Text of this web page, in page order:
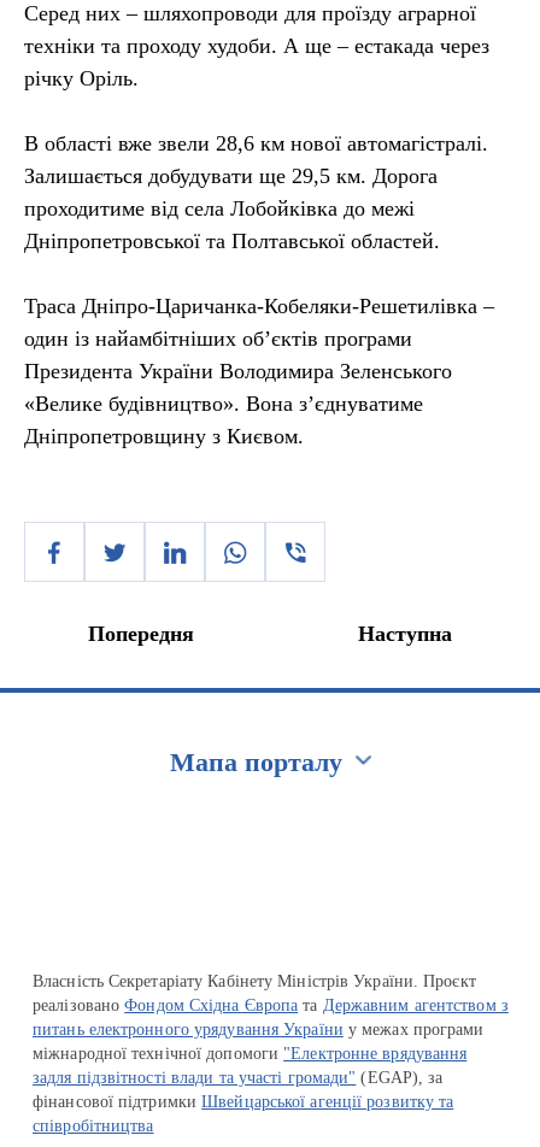
Серед них – шляхопроводи для проїзду аграрної
техніки та проходу худоби. А ще – естакада через
річку Оріль.
В області вже звели 28,6 км нової автомагістралі.
Залишається добудувати ще 29,5 км. Дорога
проходитиме від села Лобойківка до межі
Дніпропетровської та Полтавської областей.
Траса Дніпро-Царичанка-Кобеляки-Решетилівка –
один із найамбітніших об’єктів програми
Президента України Володимира Зеленського
«Велике будівництво». Вона з’єднуватиме
Дніпропетровщину з Києвом.
Попередня Наступна
Мапа порталу
Власність Секретаріату Кабінету Міністрів України. Проєкт
реалізованоФондом Східна Європа та Державним агентством з
питань електронного урядування України у межах програми
міжнародної технічної допомоги "Електронне врядування
задля підзвітності влади та участі громади" (EGAP), за
фінансової підтримкиШвейцарської агенції розвитку та
співробітництва